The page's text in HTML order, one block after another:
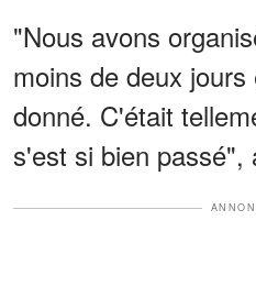
"Nous avons
moins de deux
donné. C'était
s'est si bien passé",